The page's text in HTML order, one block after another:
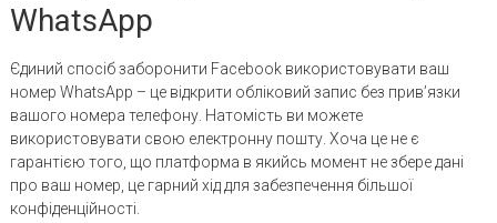
WhatsApp
Єдиний спосіб заборонити Facebook використовувати ваш
номер WhatsApp – це відкрити обліковий запис без прив’язки
вашого номера телефону. Натомість ви можете
використовувати свою електронну пошту. Хоча це не є
гарантією того, що платформа в якийсь момент не збере дані
про ваш номер, це гарний хід для забезпечення більшої
конфіденційності.